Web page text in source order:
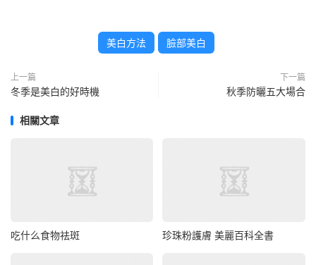
美白方法 臉部美白
上一篇
冬季是美白的好時機
下一篇
秋季防曬五大場合
相關文章
吃什么食物祛斑 珍珠粉護膚 美麗百科全書